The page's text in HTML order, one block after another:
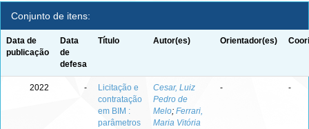
Conjunto de itens:
Data de
publicação
Data
de
defesa
Título Autor(es) Orientador(es)
2022 -
Licitação e
contratação
em BIM :
parâmetros
Cesar, Luiz
Pedro de
Melo; Ferrari,
Maria Vitória
- -